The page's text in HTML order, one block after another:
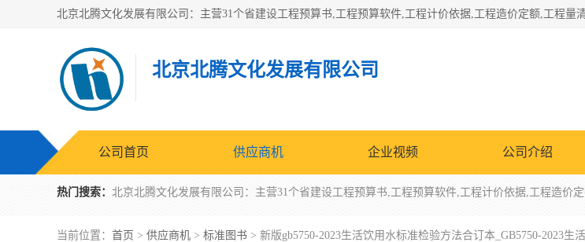
北京北腾文化发展有限公司
公司首页 供应商机 企业视频 公司介绍
热门搜索：
当前位置： 首页 > 供应商机 > 标准图书 > 新版gb5750-2023生活饮用水标准检验方法合订本_GB5750-2023生